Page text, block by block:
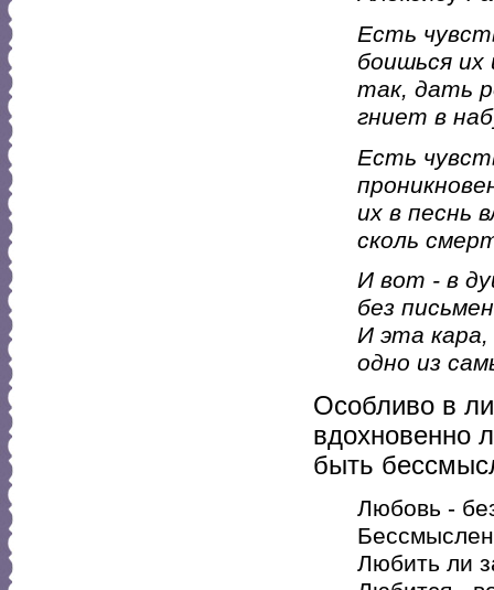
Есть
боишься
так, дать
гниет в
Есть
их в песнь
сколь
И вот - в
без
И эта кара,
одно из
Особливо в
вдохновенно
быть
Любовь -
Любить ли